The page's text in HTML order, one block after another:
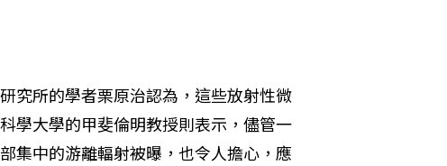
究所的學者栗原治認為，這些放射性微
學大學的甲斐倫明教授則表示，儘管一
集中的游離輻射被曝，也令人擔心，應